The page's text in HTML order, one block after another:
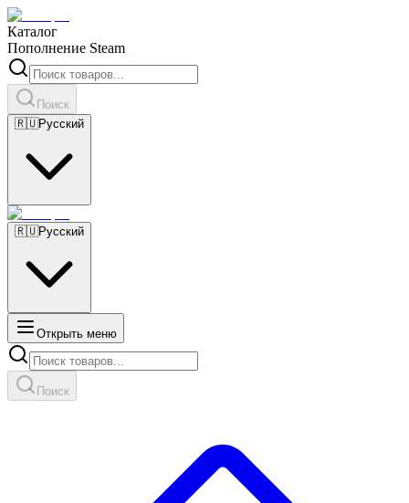
Каталог
Пополнение Steam
Поиск
🇷🇺Русский
🇷🇺Русский
Открыть меню
Поиск